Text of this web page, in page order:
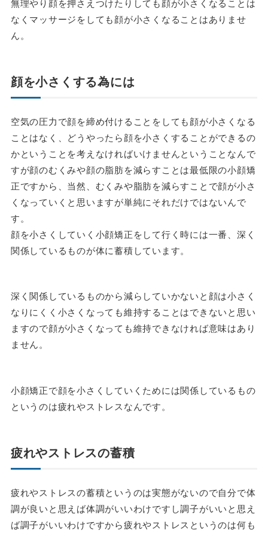
無理やり顔を押さえつけたりしても顔が小さくなることは
なくマッサージをしても顔が小さくなることはありませ
ん。
顔を小さくする為には
空気の圧力で顔を締め付けることをしても顔が小さくなる
ことはなく、どうやったら顔を小さくすることができるの
かということを考えなければいけませんということなんで
すが顔のむくみや顔の脂肪を減らすことは最低限の小顔矯
正ですから、当然、むくみや脂肪を減らすことで顔が小さ
くなっていくと思いますが単純にそれだけではないんで
す。
顔を小さくしていく小顔矯正をして行く時には一番、深く
関係しているものが体に蓄積しています。
深く関係しているものから減らしていかないと顔は小さく
なりにくく小さくなっても維持することはできないと思い
ますので顔が小さくなっても維持できなければ意味はあり
ません。
小顔矯正で顔を小さくしていくためには関係しているもの
というのは疲れやストレスなんです。
疲れやストレスの蓄積
疲れやストレスの蓄積というのは実態がないので自分で体
調が良いと思えば体調がいいわけですし調子がいいと思え
ば調子がいいわけですから疲れやストレスというのは何も